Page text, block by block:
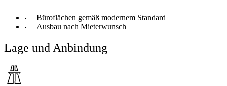
Büroflächen gemäß modernem Standard
Ausbau nach Mieterwunsch
Lage und Anbindung